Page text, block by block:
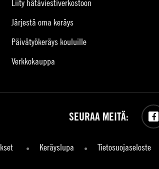
Liity hätäviestiverkostoon
Järjestä oma keräys
Päivätyökeräys kouluille
Verkkokauppa
Keräyslupa Tietosuojaseloste
SEURAA MEITÄ: Facebook